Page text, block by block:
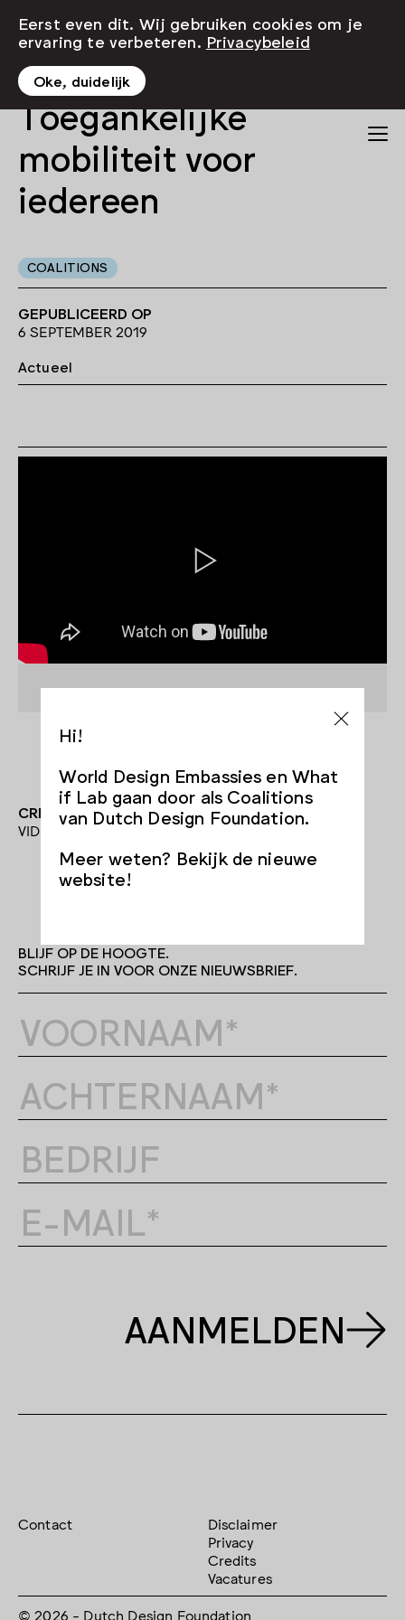
Toegankelijke
mobiliteit voor
iedereen
COALITIONS
GEPUBLICEERD OP
6 SEPTEMBER 2019
Actueel
CREDITS:
VIDEO BY BLICKFÄNGER
Eerst even dit. Wij gebruiken cookies om je
ervaring te verbeteren. Privacybeleid
Oke, duidelijk
Hi!
World Design Embassies en What
if Lab gaan door als Coalitions
van Dutch Design Foundation.
Meer weten? Bekijk de nieuwe
website!
BLIJF OP DE HOOGTE.
SCHRIJF JE IN VOOR ONZE NIEUWSBRIEF.
AANMELDEN
Contact
Disclaimer
Privacy
Credits
Vacatures
© 2026 - Dutch Design Foundation